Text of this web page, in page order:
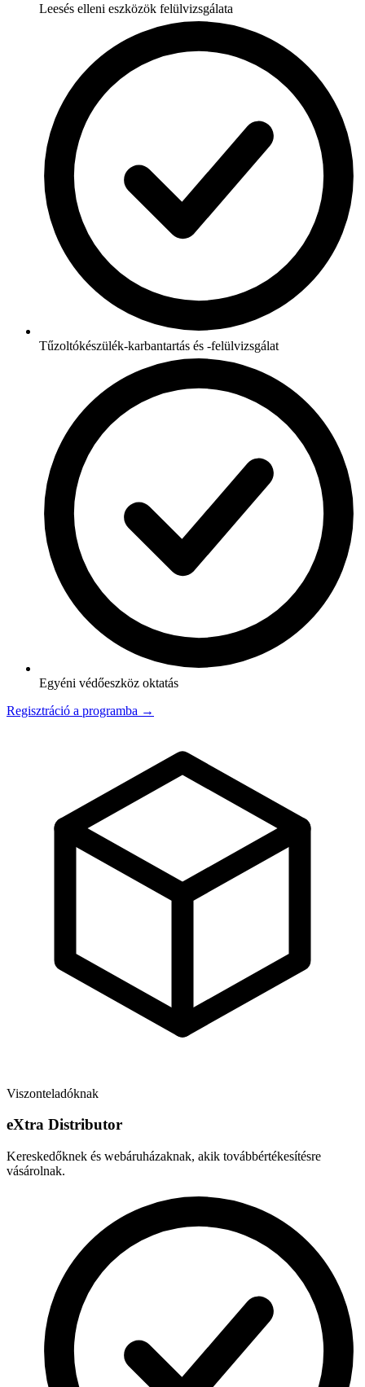
Leesés elleni eszközök felülvizsgálata
Tűzoltókészülék-karbantartás és -felülvizsgálat
Egyéni védőeszköz oktatás
Regisztráció a programba →
Viszonteladóknak
eXtra Distributor
Kereskedőknek és webáruházaknak, akik továbbértékesítésre
vásárolnak.